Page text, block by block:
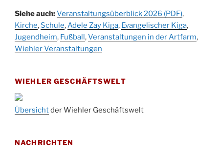
13.09.
Stadtteilhaus um 14:00 Uhr
19.09.
Schlagerabend im Stadtteilhaus
Drabenderhöhe
Kinderbibeltag im Ev. Gemeindehaus von 10-
09.10.
Afterwork-Andacht um 18:00 Uhr in der
10.10.
oder im Ev. Gemeindehaus um 18:00 Uhr
Siehe auch:Veranstaltungsüberblick 2026 (PDF),
Kirche, Schule,Adele Zay Kiga, Evangelischer Kiga,
Jugendheim, Fußball,Veranstaltungen in der Artfarm,
Wiehler Veranstaltungen
WIEHLER GESCHÄFTSWELT
Übersichtder Wiehler Geschäftswelt
NACHRICHTEN